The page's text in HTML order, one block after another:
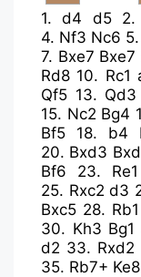
1.d4 d5 2.
4. Nf3 Nc6 5.
7. Bxe7 Bxe7
Rd8 10. Rc1
Qf5 13. Qd3
15. Nc2 Bg4
Bf5
18. b4
20. Bxd3
Bf6
23. Re1
25. Rxc2 d3
Bxc5 28. Rb1
30. Kh3 Bg1
d2 33. Rxd2
35. Rb7+ Ke8